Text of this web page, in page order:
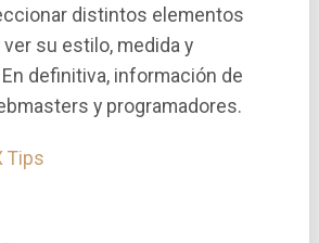
distintos elementos
ver su estilo, medida y
definitiva, información de
y programadores.
Tips